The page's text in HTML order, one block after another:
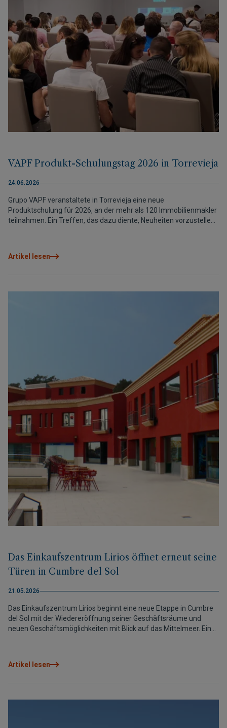
VAPF Produkt-Schulungstag 2026 in Torrevieja
24.06.2026
Grupo VAPF veranstaltete in Torrevieja eine neue
Produktschulung für 2026, an der mehr als 120 Immobilienmakler
teilnahmen. Ein Treffen, das dazu diente, Neuheiten vorzustellen,
Artikel lesen
Das Einkaufszentrum Lirios öffnet erneut seine
Türen in Cumbre del Sol
21.05.2026
Das Einkaufszentrum Lirios beginnt eine neue Etappe in Cumbre
del Sol mit der Wiedereröffnung seiner Geschäftsräume und
neuen Geschäftsmöglichkeiten mit Blick auf das Mittelmeer. Ein
Artikel lesen